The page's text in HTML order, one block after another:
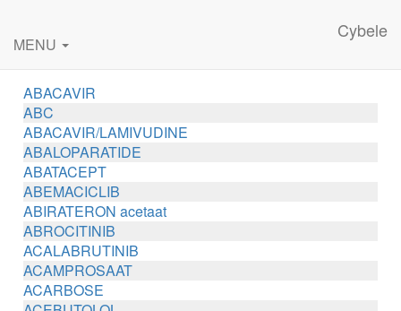
Cybele
MENU
ABACAVIR
ABC
ABACAVIR/LAMIVUDINE
ABALOPARATIDE
ABATACEPT
ABEMACICLIB
ABIRATERON acetaat
ABROCITINIB
ACALABRUTINIB
ACAMPROSAAT
ACARBOSE